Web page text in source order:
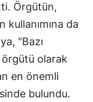
Batman
Şırnak
Örgütün,
da
"Bazı
olarak
en önemli
bulundu.